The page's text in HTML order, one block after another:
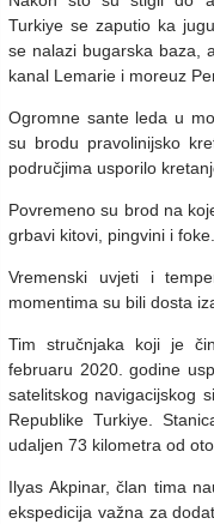
Turkiye se zaputio ka
se nalazi bugarska baza,
kanal Lemarie i moreuz
Ogromne sante leda u
su brodu pravolinijsko
područjima usporilo
Povremeno su brod na
grbavi kitovi, pingvini i foke.
Vremenski uvjeti i
momentima su bili dosta
Tim stručnjaka koji je
februaru 2020. godine
satelitskog navigacijskog
Republike Turkiye.
udaljen 73 kilometra od
Ilyas Akpinar, član tima
ekspedicija važna za